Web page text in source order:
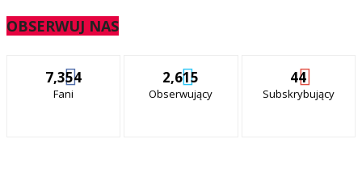
OBSERWUJ NAS
7,354
Fani
2,615
Obserwujący
44
Subskrybujący